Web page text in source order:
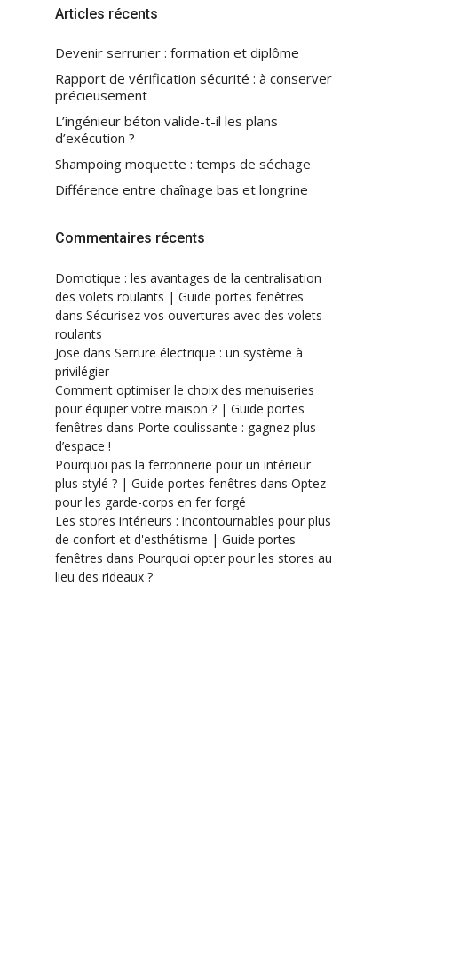
Articles récents
Devenir serrurier : formation et diplôme
Rapport de vérification sécurité : à conserver
précieusement
L’ingénieur béton valide-t-il les plans
d’exécution ?
Shampoing moquette : temps de séchage
Différence entre chaînage bas et longrine
Commentaires récents
Domotique : les avantages de la centralisation
des volets roulants | Guide portes fenêtres
dans Sécurisez vos ouvertures avec des volets
roulants
Jose dans Serrure électrique : un système à
privilégier
Comment optimiser le choix des menuiseries
pour équiper votre maison ? | Guide portes
fenêtres dans Porte coulissante : gagnez plus
d’espace !
Pourquoi pas la ferronnerie pour un intérieur
plus stylé ? | Guide portes fenêtres dans Optez
pour les garde-corps en fer forgé
Les stores intérieurs : incontournables pour plus
de confort et d'esthétisme | Guide portes
fenêtres dans Pourquoi opter pour les stores au
lieu des rideaux ?